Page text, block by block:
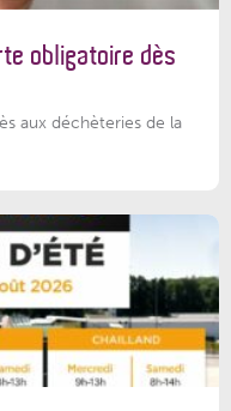
obligatoire dès
aux déchèteries de la